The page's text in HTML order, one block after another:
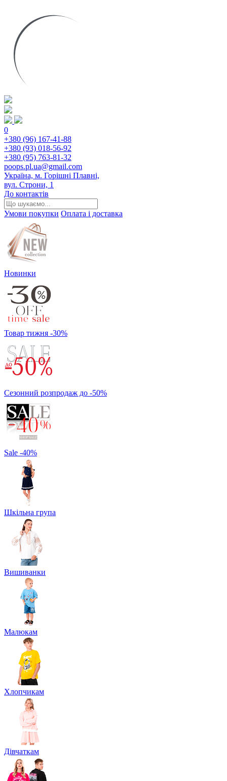
0
+380 (96) 167-41-88
+380 (93) 018-56-92
+380 (95) 763-81-32
poops.pl.ua@gmail.com
Україна, м. Горішні Плавні,
вул. Строни, 1
До контактів
Умови покупки Оплата і доставка
Новинки
Товар тижня -30%
Сезонний розпродаж до -50%
Sale -40%
Шкільна група
Вишиванки
Малюкам
Хлопчикам
Дівчаткам